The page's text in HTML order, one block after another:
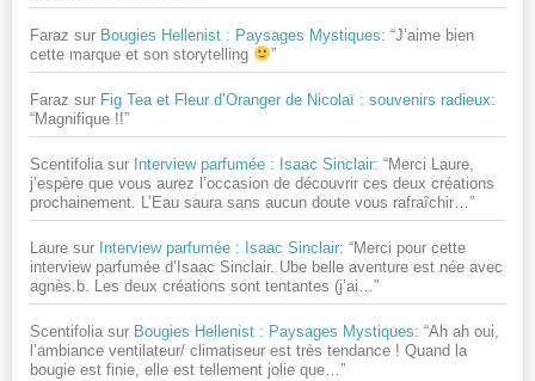
Faraz sur Bougies Hellenist : Paysages Mystiques: “J’aime bien
cette marque et son storytelling
”
Faraz sur Fig Tea et Fleur d’Oranger de Nicolaï : souvenirs radieux:
“Magnifique !!”
Scentifolia sur Interview parfumée : Isaac Sinclair: “Merci Laure,
j’espère que vous aurez l’occasion de découvrir ces deux créations
prochainement. L’Eau saura sans aucun doute vous rafraîchir… ”
Laure sur Interview parfumée : Isaac Sinclair: “Merci pour cette
interview parfumée d’Isaac Sinclair. Ube belle aventure est née avec
agnès.b. Les deux créations sont tentantes (j’ai… ”
Scentifolia sur Bougies Hellenist : Paysages Mystiques: “Ah ah oui,
l’ambiance ventilateur/ climatiseur est très tendance ! Quand la
bougie est finie, elle est tellement jolie que…”